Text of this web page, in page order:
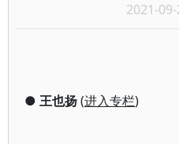
2021-
● 王也扬(进入专栏)